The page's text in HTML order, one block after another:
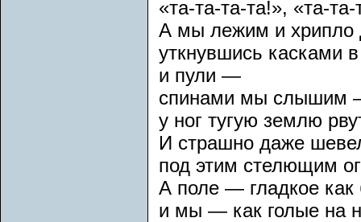
«та-та-та-та!», «та-
А мы лежим и
уткнувшись касками в
и пули —
спинами мы слышим
у ног тугую землю
И страшно даже
под этим стелющим
А поле — гладкое
и мы — как голые на